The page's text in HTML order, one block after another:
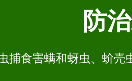
防
捕食害螨和蚜虫、蚧